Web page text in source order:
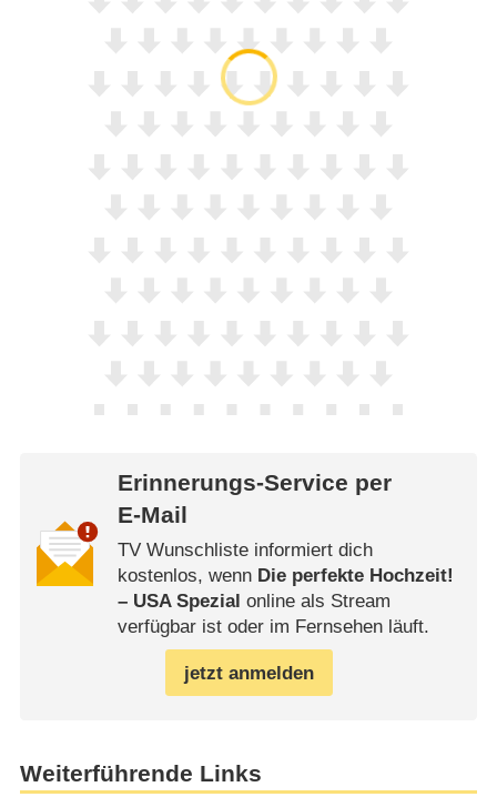
Erinnerungs-Service per
E-Mail
TV Wunschliste informiert dich
kostenlos, wenn Die perfekte Hochzeit!
– USA Spezial online als Stream
verfügbar ist oder im Fernsehen läuft.
jetzt anmelden
Weiterführende Links